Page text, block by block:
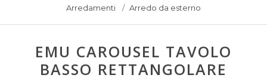
Arredamenti Arredo da esterno
EMU CAROUSEL TAVOLO
BASSO RETTANGOLARE